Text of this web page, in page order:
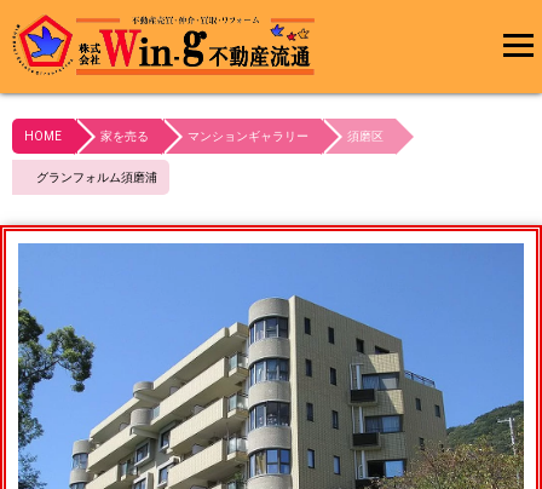
メインメ
最終更新日:2023/11/04
HOME 家を売る マンションギャラリー 須磨区
グランフォルム須磨浦